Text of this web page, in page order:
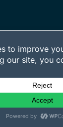
Über uns
Karriere
Kontakt